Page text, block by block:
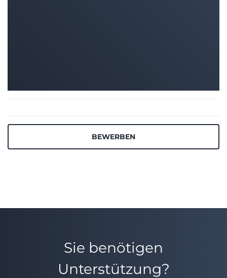
BEWERBEN
Sie benötigen
Unterstützung?